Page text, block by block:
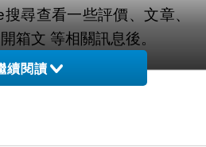
尋查看一些評價、文章、
箱文 等相關訊息後。
購物網最划算啦。
擊下面按鈕即可獲得最新
續閱讀